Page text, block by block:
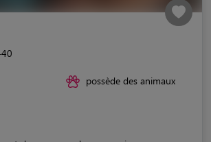
possède des animaux